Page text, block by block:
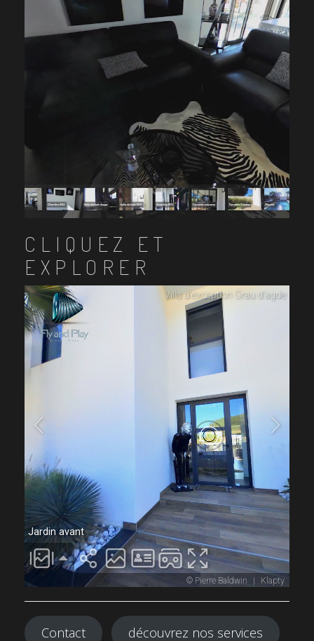
CLIQUEZ ET
EXPLORER
Contact découvrez nos services